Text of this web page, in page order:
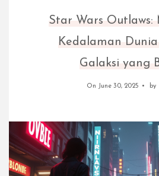
Star Wars Outlaws:
Kedalaman
Galaksi yang
On June 30, 2025 by